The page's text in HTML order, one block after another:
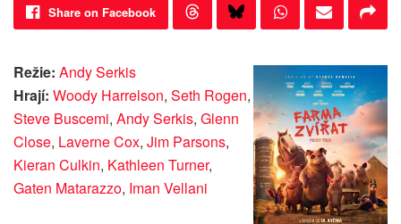
Share on Facebook
Režie: Andy Serkis
Hrají: Woody Harrelson, Seth Rogen,
Steve Buscemi, Andy Serkis, Glenn
Close, Laverne Cox, Jim Parsons,
Kieran Culkin, Kathleen Turner,
Gaten Matarazzo, Iman Vellani